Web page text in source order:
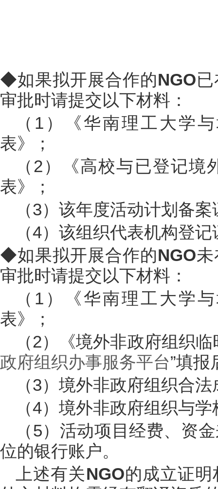
◆如果拟开展合作的NGO
审批时请提交以下材料：
（1）《华南理工大学
表》；
（2）《高校与已登记
表》；
（3）该年度活动计划备
（4）该组织代表机构登
◆如果拟开展合作的NGO
审批时请提交以下材料：
（1）《华南理工大学
表》；
（2）《境外非政府组织
政府组织办事服务平台”填报
（3）境外非政府组织合
（4）境外非政府组织与
（5）活动项目经费、资
位的银行账户。
上述有关NGO的成立证